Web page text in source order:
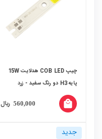
چیپ COB LED هدلایت 15W
پایه H3 دو رنگ سفید - زرد
560,000 ریال local_mall
جدید